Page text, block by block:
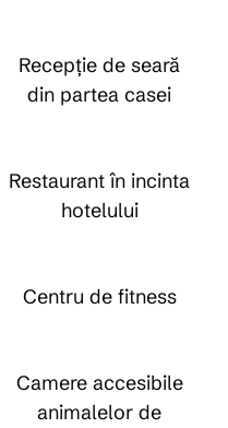
Recepție de seară
din partea casei
Restaurant în incinta
hotelului
Centru de fitness
Camere accesibile
animalelor de